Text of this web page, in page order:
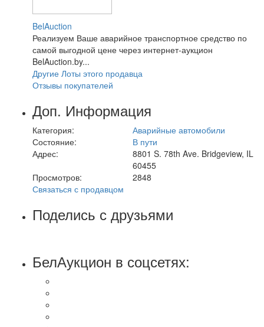
BelAuction
Реализуем Ваше аварийное транспортное средство по
самой выгодной цене через интернет-аукцион
BelAuction.by...
Другие Лоты этого продавца
Отзывы покупателей
Доп. Информация
Категория:
Аварийные автомобили
Состояние:
В пути
Адрес:
8801 S. 78th Ave. Bridgeview, IL
60455
Просмотров:
2848
Связаться с продавцом
Поделись с друзьями
БелАукцион в соцсетях: